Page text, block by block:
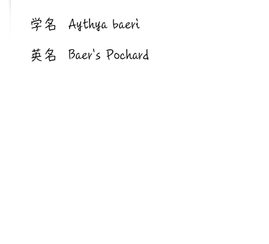
学名 Aythya baeri
英名 Baer's Pochard